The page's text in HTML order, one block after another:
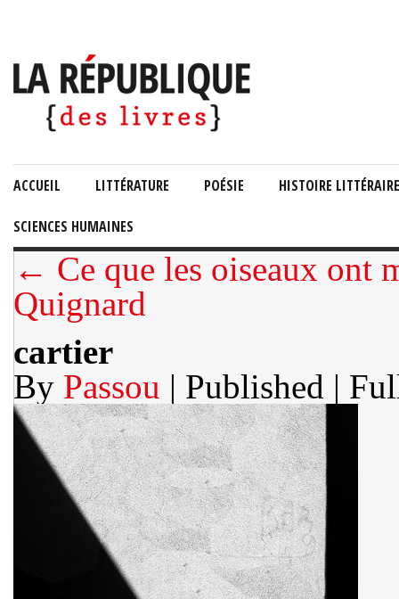
ACCUEIL LITTÉRATURE POÉSIE HISTOIRE LITTÉRAIRE
SCIENCES HUMAINES
← Ce que les oiseaux ont
Quignard
cartier
By Passou | Published |